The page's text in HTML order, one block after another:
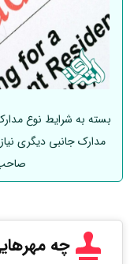
بسته به شرایط نوع
مدارک جانبی دیگری نیاز
چه